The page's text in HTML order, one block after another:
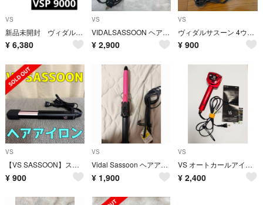
VS
新品未開封 ヴィダルサスーン VSP 9000 スチームストレートヘアアイロン⑥
¥ 6,380
VS
VIDALSASSOON ヘアアイロン
¥ 2,900
VS
ヴィダルサスーン 4ウェイヘアアイロン VSW-2800(1台)
¥ 900
VS
【VS SASSOON】ストレートヘアアイロン
¥ 900
VS
Vidal Sassoon ヘアアイロン 19ミリ VSI-1904/PJ
¥ 1,900
VS
VS オートカールアイロン ヴィダルサスーン
¥ 2,400